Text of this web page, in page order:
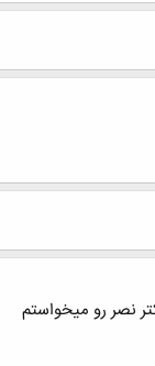
نصر رو میخواستم